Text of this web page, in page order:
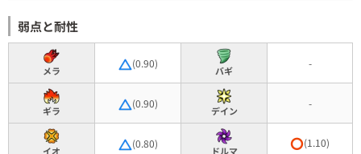
弱点と耐性
メラ
(0.90)
バギ
-
ギラ
(0.90)
デイン
-
イオ
(0.80)
ドルマ
(1.10)